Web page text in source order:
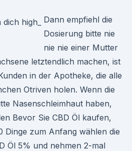
Dann empfiehl die
Dosierung bitte nie
nie nie einer Mutter
letztendlich machen, ist
in der Apotheke, die alle
Otriven holen. Wenn die
Nasenschleimhaut haben,
Bevor Sie CBD Öl kaufen,
Dinge zum Anfang wählen die
Öl 5% und nehmen 2-mal